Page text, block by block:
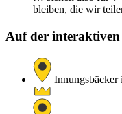
bleiben, die wir
Auf der
Innungsbäcker